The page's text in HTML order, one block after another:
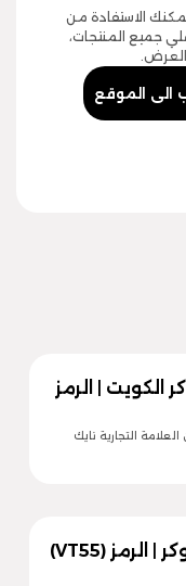
الاستفادة من
الساري علي جميع المنتجات،
العرض.
الى الموقع
| الرمز
التجارية نايك
برومو كود فوت لوكر | الرمز (VT55)